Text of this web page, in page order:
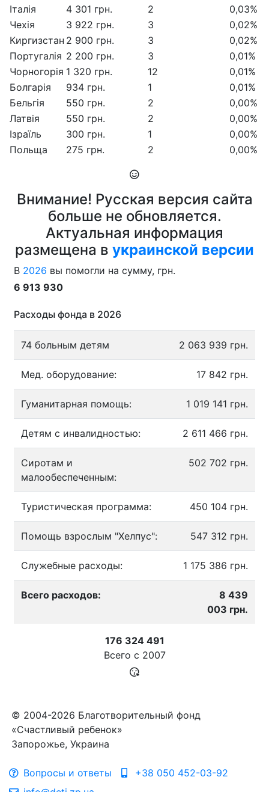
Італія
4 301 грн. 2
0,03%
Чехія
3 922 грн. 3
0,02%
Киргизстан 2 900 грн. 3
0,02%
Португалія 2 200 грн. 3
0,01%
Чорногорія 1 320 грн. 12
0,01%
Болгарія
934 грн. 1
0,01%
Бельгія
550 грн. 2
0,00%
Латвія
550 грн. 2
0,00%
Ізраїль
300 грн. 1
0,00%
Польща
275 грн. 2 0,00%
Внимание! Русская версия сайта
больше не обновляется.
Актуальная информация
размещена в украинской версии
В 2026 вы помогли на сумму, грн.
6 913 930
Расходы фонда в 2026
74 больным детям 2 063 939 грн.
Мед. оборудование: 17 842 грн.
Гуманитарная помощь: 1 019 141 грн.
Детям с инвалидностью: 2 611 466 грн.
Сиротам и
малообеспеченным:
502 702 грн.
Туристическая программа: 450 104 грн.
Помощь взрослым "Хелпус": 547 312 грн.
Служебные расходы: 1 175 386 грн.
Всего расходов:
8 439
003 грн.
176 324 491
Всего с 2007
© 2004-2026 Благотворительный фонд
«Счастливый ребенок»
Запорожье, Украина
Вопросы и ответы
+38 050 452-03-92